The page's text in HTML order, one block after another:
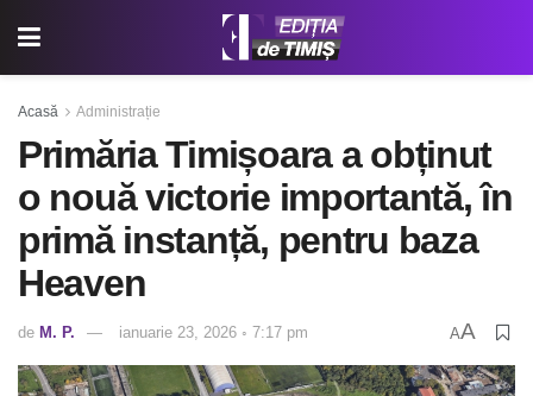
Acasă Administrație
Primăria Timișoara a obținut
o nouă victorie importantă, în
primă instanță, pentru baza
Heaven
de M. P. ianuarie 23, 2026 ◦ 7:17 pm AA